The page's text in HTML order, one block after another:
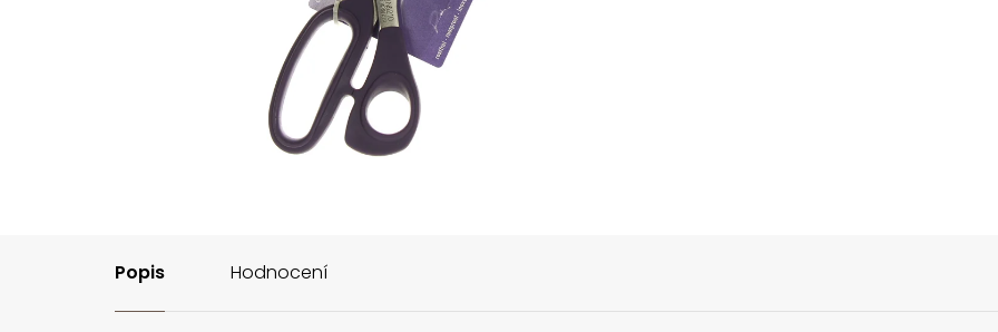
Popis Hodnocení